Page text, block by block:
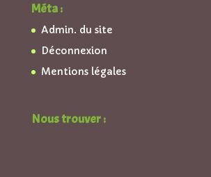
Méta :
Admin. du site
Déconnexion
Mentions légales
Nous trouver :